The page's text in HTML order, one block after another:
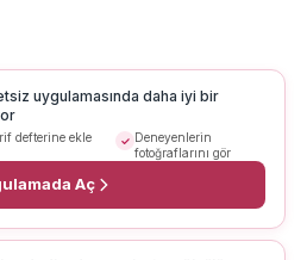
uygulamasında daha iyi bir
defterine ekle
Deneyenlerin
fotoğraflarını gör
Aç